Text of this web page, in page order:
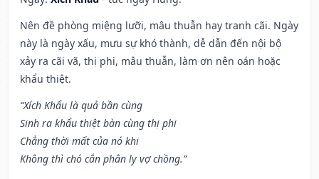
Nên đề phòng miệng lưỡi, mâu thuẫn hay tranh cãi. Ngày
này là ngày xấu, mưu sự khó thành, dễ dẫn đến nội bộ
xảy ra cãi vã, thị phi, mâu thuẫn, làm ơn nên oán hoặc
khẩu thiệt.
“Xích Khẩu là quả bần cùng
Sinh ra khẩu thiệt bàn cùng thị phi
Chẳng thời mất của nó khi
Không thì chó cắn phân ly vợ chồng.”